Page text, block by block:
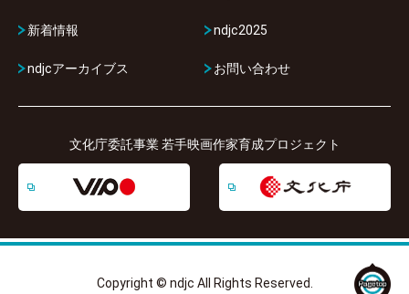
新着情報 ndjc2025
ndjcアーカイブス お問い合わせ
文化庁委託事業 若手映画作家育成プロジェクト
Copyright © ndjc All Rights Reserved.